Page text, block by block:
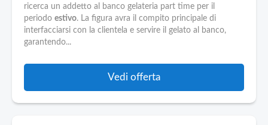
ricerca un addetto al banco gelateria part time per il
periodo estivo. La figura avra il compito principale di
interfacciarsi con la clientela e servire il gelato al banco,
garantendo...
Vedi offerta